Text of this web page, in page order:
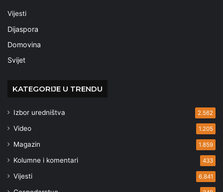
Vijesti
Dijaspora
Domovina
Svijet
KATEGORIJE U TRENDU
Izbor uredništva 2.562
Video 1.205
Magazin 1.859
Kolumne i komentari 433
Vijesti 6.841